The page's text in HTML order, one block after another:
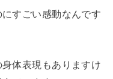
すごい感動なんです
体表現もありますけ